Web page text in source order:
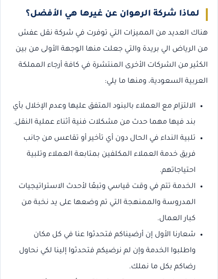
لماذا شركة الرهوان عن غيرها هي الأفضل؟
هناك العديد من المميزات التي توفرت في شركة نقل عفش
من الرياض الي بريدة والتي جعلت منها الوجهة الأولى من بين
الكثير من الشركات الأخرى المنتشرة في كافة أرجاء المملكة
العربية السعودية، ومنها ما يلي:
الالتزام مع العملاء بالبنود المتفق عليها وعدم الإخلال بأي
بند فيها مهما حدث من مشكلات فنية أثناء عملية النقل.
تلبية النداء في الحال دون أي تأخير أو تقاعس من جانب
فريق خدمة العملاء المكلفين بمتابعة العملاء وتلبية
احتياجاتهم.
الخدمة تتم في وقت قياسي وتبعًا لأحدث الاستراتيجيات
المدروسة والممنهجة التي تم وضعها على يد نخبة من
كبار العمال.
شعارنا الأول إن أرضيناكم فتحدثوا عنا في كل مكان
واطلبوا الخدمة وإن لم نرضيكم فتحدثوا إلينا لكي نحاول
رضاكم بكل ما نملك.